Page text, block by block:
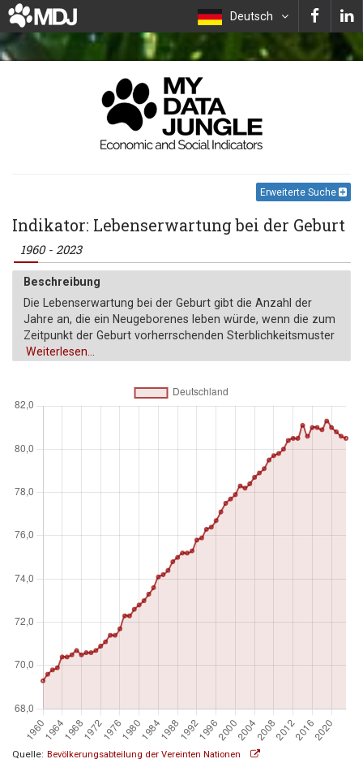
Deutsch
Erweiterte Suche
Indikator: Lebenserwartung bei der Geburt
1960 - 2023
Beschreibung
Die Lebenserwartung bei der Geburt gibt die Anzahl der
Jahre an, die ein Neugeborenes leben würde, wenn die zum
Zeitpunkt der Geburt vorherrschenden Sterblichkeitsmuster
während seines gesamten Lebens gleich blieben.
Weiterlesen...
Quelle: Bevölkerungsabteilung der Vereinten Nationen